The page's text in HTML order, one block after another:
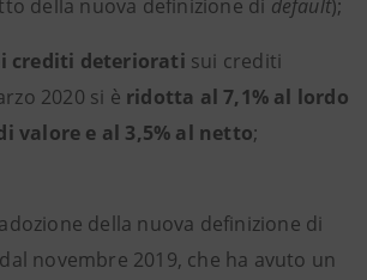
della nuova definizione di default);
crediti deteriorati sui crediti
2020 si è ridotta al 7,1% al lordo
valore e al 3,5% al netto;
della nuova definizione di
novembre 2019, che ha avuto un